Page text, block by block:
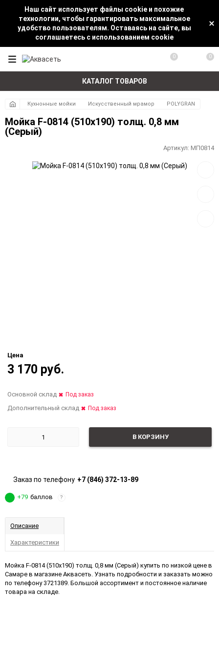
Наш сайт использует файлы cookie и похожие
технологии, чтобы гарантировать максимальное
удобство пользователям. Оставаясь на сайте, вы
соглашаетесь с использованием cookie
КАТАЛОГ ТОВАРОВ
0 0
Кухнонные мойки Искусственный мрамор POLYGRAN
Мойка F-0814 (510х190) толщ. 0,8 мм
(Серый)
Артикул: МП0814
Цена
3 170 руб.
В КОРЗИНУ
Основной склад Под заказ
Дополнительный склад Под заказ
Заказ по телефону +7 (846) 372-13-89
+79 баллов ?
Описание
Характеристики
Мойка F-0814 (510х190) толщ. 0,8 мм (Серый) купить по низкой цене в
Самаре в магазине Аквасеть. Узнать подробности и заказать можно
по телефону 3721389. Большой ассортимент и постоянное наличие
товара на складе.